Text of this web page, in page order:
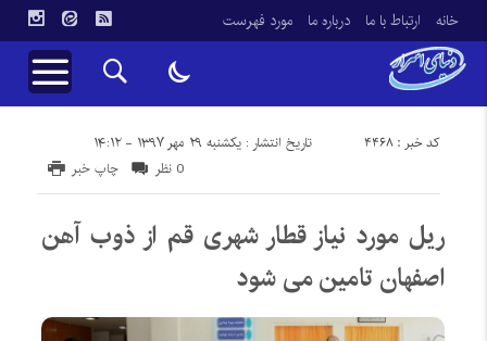
خانه ارتباط با ما درباره ما مورد فهرست
تاریخ انتشار : یکشنبه ۲۹ مهر ۱۳۹۷ - ۱۴:۱۲ کد خبر : 4468
چاپ خبر 0 نظر
ریل مورد نیاز قطار شهری قم از ذوب آهن
اصفهان تامین می شود